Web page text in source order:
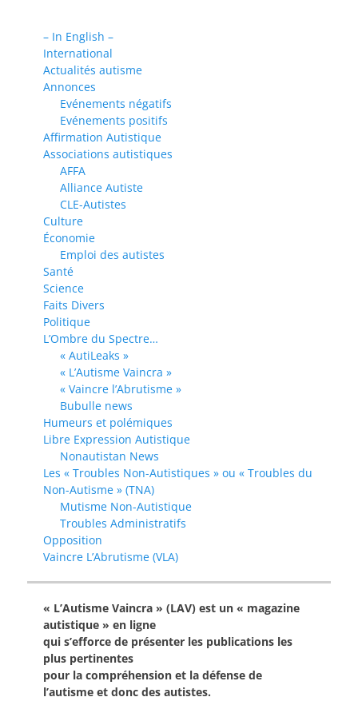
– In English –
International
Actualités autisme
Annonces
Evénements négatifs
Evénements positifs
Affirmation Autistique
Associations autistiques
AFFA
Alliance Autiste
CLE-Autistes
Culture
Économie
Emploi des autistes
Santé
Science
Faits Divers
Politique
L’Ombre du Spectre…
« AutiLeaks »
« L’Autisme Vaincra »
« Vaincre l’Abrutisme »
Bubulle news
Humeurs et polémiques
Libre Expression Autistique
Nonautistan News
Les « Troubles Non-Autistiques » ou « Troubles du
Non-Autisme » (TNA)
Mutisme Non-Autistique
Troubles Administratifs
Opposition
Vaincre L’Abrutisme (VLA)
« L’Autisme Vaincra » (LAV) est un « magazine
autistique » en ligne
qui s’efforce de présenter les publications les
plus pertinentes
pour la compréhension et la défense de
l’autisme et donc des autistes.